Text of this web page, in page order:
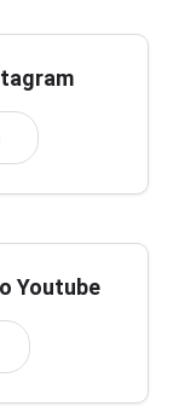
Youtube